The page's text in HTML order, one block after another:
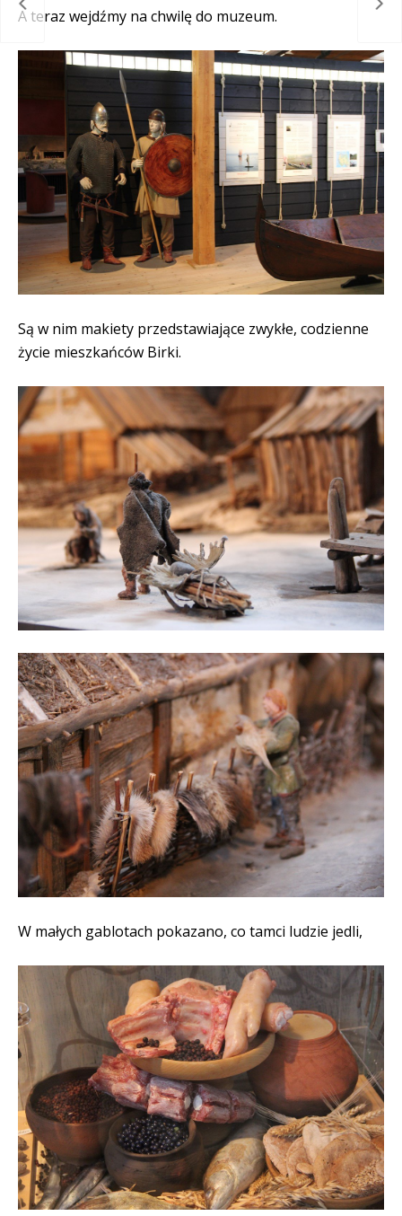
A teraz wejdźmy na chwilę do muzeum.
Są w nim makiety przedstawiające zwykłe, codzienne
życie mieszkańców Birki.
W małych gablotach pokazano, co tamci ludzie jedli,